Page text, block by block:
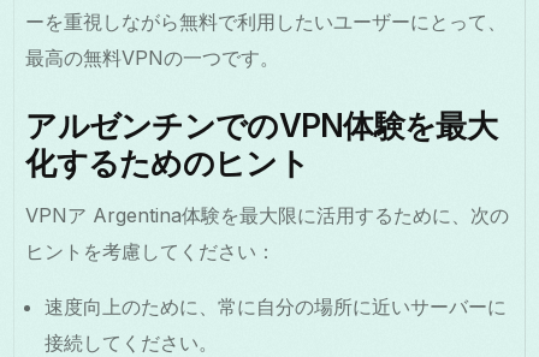
ーを重視しながら無料で利用したいユーザーにとって、
最高の無料VPNの一つです。
アルゼンチンでのVPN体験を最大
化するためのヒント
VPNア Argentina体験を最大限に活用するために、次の
ヒントを考慮してください：
速度向上のために、常に自分の場所に近いサーバーに
接続してください。